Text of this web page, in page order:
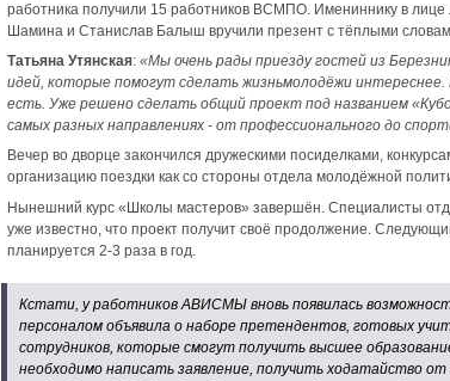
работника получили 15 работников ВСМПО. Имениннику в
Шамина и Станислав Балыш вручили презент с тёплыми
Татьяна Утянская: «Мы очень рады приезду гостей из
идей, которые помогут сделать жизньмолодёжи
есть. Уже решено сделать общий проект под названием
самых разных направлениях - от профессионального до
Вечер во дворце закончился дружескими посиделками,
организацию поездки как со стороны отдела молодёжной
Нынешний курс «Школы мастеров» завершён. Специалисты
уже известно, что проект получит своё продолжение.
планируется 2-3 раза в год.
Кстати, у работников АВИСМЫ вновь появилась
персоналом объявила о наборе претендентов, готовых
сотрудников, которые смогут получить высшее
необходимо написать заявление, получить ходатайство